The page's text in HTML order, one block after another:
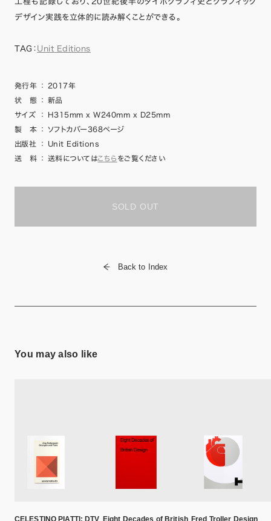
デザイン実践を立体的に読み解くことができる。
TAG： Unit Editions
発行年 ：
2017年
状 態
：
新品
サイズ
：
H315mm x W240mm x D25mm
製 本
：
ソフトカバー368ページ
出版社
：
Unit Editions
送 料
： 送料についてはこちら をご覧ください
SOLD OUT
Back to Index
You may also like
CELESTINO PIATTI: DTV Eight Decades of British Fred Troller Design